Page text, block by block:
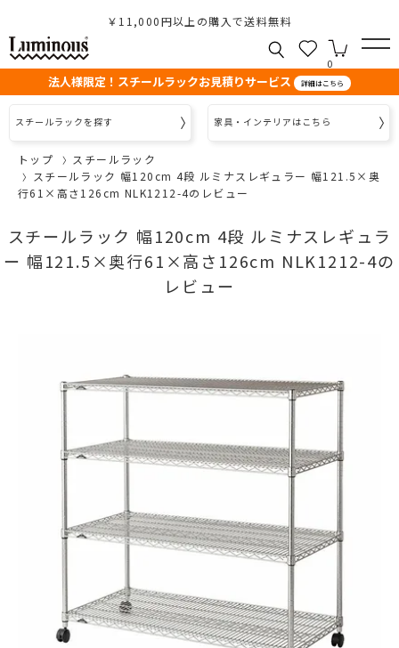
￥11,000円以上の購入で送料無料
0
法人様限定！スチールラックお見積りサービス 詳細はこちら
スチールラックを探す 家具・インテリアはこちら
トップ
スチールラック
スチールラック 幅120cm 4段 ルミナスレギュラー 幅121.5×奥
行61×高さ126cm NLK1212-4のレビュー
スチールラック 幅120cm 4段 ルミナスレギュラ
ー 幅121.5×奥行61×高さ126cm NLK1212-4の
レビュー